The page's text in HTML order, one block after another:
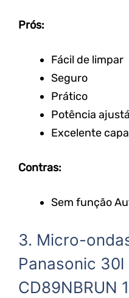
Prós:
Fácil de limpar
Seguro
Prático
Potência
Excelente
Contras:
Sem função
3. Micro-
Panasonic
CD89NBRUN